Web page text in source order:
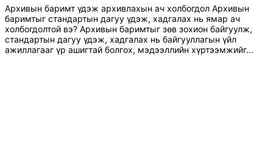
Архивын баримт үдэж архивлахын ач холбогдол Архивын
баримтыг стандартын дагуу үдэж, хадгалах нь ямар ач
холбогдолтой вэ? Архивын баримтыг зөв зохион байгуулж,
стандартын дагуу үдэж, хадгалах нь байгууллагын үйл
ажиллагааг үр ашигтай болгох, мэдээллийн хүртээмжийг...